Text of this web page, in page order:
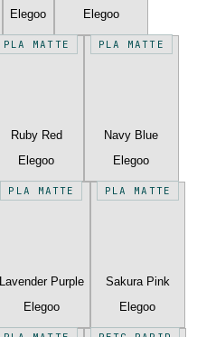
Elegoo
Elegoo
PLA MATTE
Ruby Red
Elegoo
PLA MATTE
Navy Blue
Elegoo
PLA MATTE
Lavender Purple
Elegoo
PLA MATTE
Sakura Pink
Elegoo